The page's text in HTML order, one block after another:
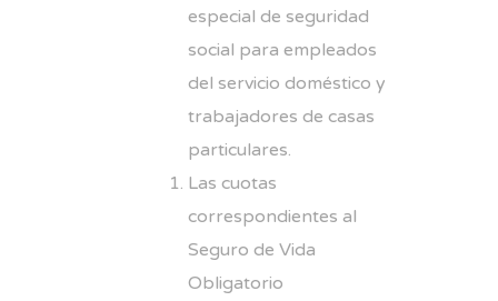
especial de seguridad
social para empleados
del servicio doméstico y
trabajadores de casas
particulares.
Las cuotas
correspondientes al
Seguro de Vida
Obligatorio